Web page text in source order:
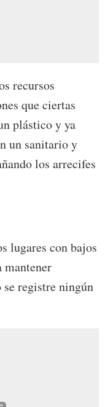
recursos
que ciertas
plástico y ya
un sanitario y
los arrecifes
lugares con bajos
mantener
registre ningún